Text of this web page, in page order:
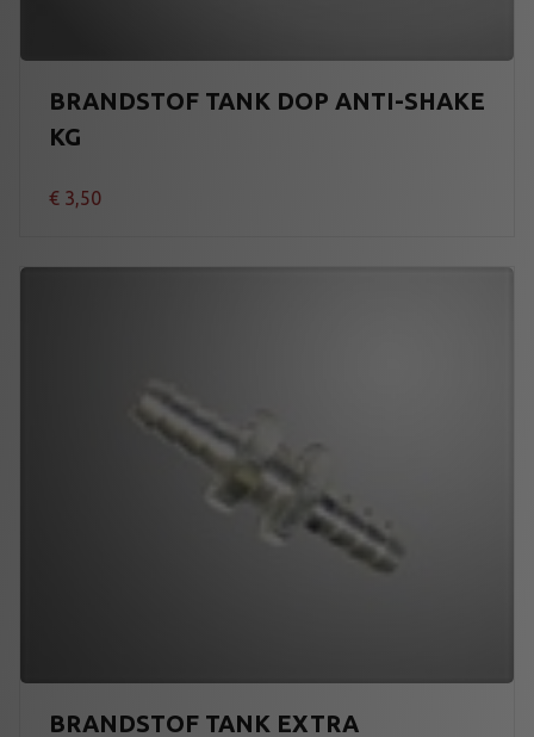
BRANDSTOF TANK DOP ANTI-SHAKE
KG
€ 3,50
BRANDSTOF TANK EXTRA